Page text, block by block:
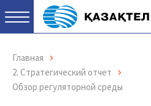
Главная
2. Стратегический отчет
Обзор регуляторной среды